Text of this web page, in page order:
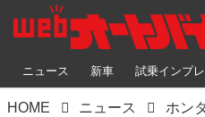
ニュース 新車 試乗インプレ
HOME ニュース